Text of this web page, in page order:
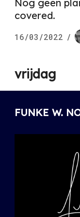
Nog geen
covered.
16/03/2022 /
vrijdag
FUNKE W.